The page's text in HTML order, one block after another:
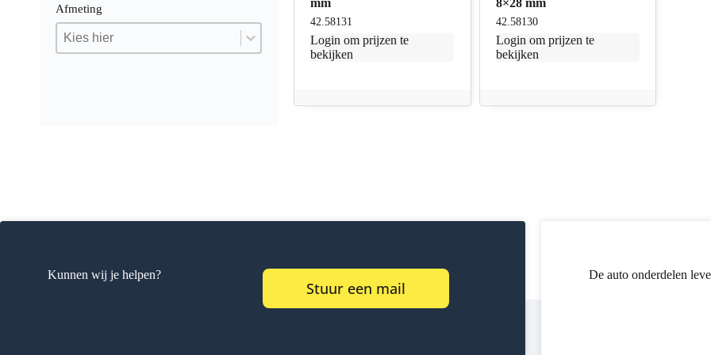
Afmeting
Afmeting
Afmeting
Afmeting
42.58131
Login om prijzen te
bekijken
42.58130
Login om prijzen te
bekijken
Kunnen wij je helpen?
Stuur een mail
De auto onderdelen